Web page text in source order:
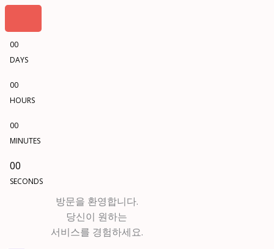
00
DAYS
00
HOURS
00
MINUTES
00
SECONDS
방문을 환영합니다.
당신이 원하는
서비스를 경험하세요.